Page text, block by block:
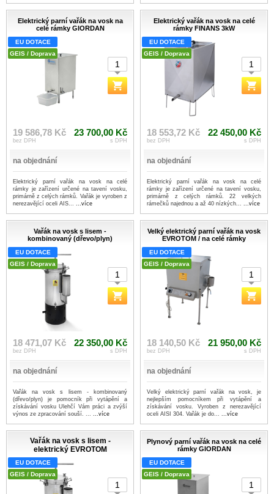
Elektrický parní vařák na vosk na
celé rámky GIORDAN
EU DOTACE
GEIS / Doprava
19 586,78 Kč
bez DPH
23 700,00 Kč
s DPH
na objednání
Elektrický parní vařák na vosk na celé
rámky je zařízení určené na tavení vosku,
primárně z celých rámků. Vařák je vyroben z
nerezavějící oceli AIS... ...více
Elektrický vařák na vosk na celé
rámky FINANS 3kW
EU DOTACE
GEIS / Doprava
18 553,72 Kč
bez DPH
22 450,00 Kč
s DPH
na objednání
Elektrický parní vařák na vosk na celé
rámky je zařízení určené na tavení vosku,
primárně z celých rámků. 22 velkých
rámečků najednou a až 40 nízkých... ...více
Vařák na vosk s lisem -
kombinovaný (dřevo/plyn)
EU DOTACE
GEIS / Doprava
18 471,07 Kč
bez DPH
22 350,00 Kč
s DPH
na objednání
Vařák na vosk s lisem - kombinovaný
(dřevo/plyn) je pomocník při vytápění a
získávání vosku Ulehčí Vám práci a zvýší
výnos ze zpracování souší. ... ...více
Velký elektrický parní vařák na vosk
EVROTOM / na celé rámky
EU DOTACE
GEIS / Doprava
18 140,50 Kč
bez DPH
21 950,00 Kč
s DPH
na objednání
Velký elektrický parní vařák na vosk, je
nejlepším pomocníkem při vytápění a
získávání vosku. Vyroben z nerezavějící
oceli AISI 304. Vařák je do... ...více
Vařák na vosk s lisem -
elektrický EVROTOM
EU DOTACE
GEIS / Doprava
Plynový parní vařák na vosk na celé
rámky GIORDAN
EU DOTACE
GEIS / Doprava